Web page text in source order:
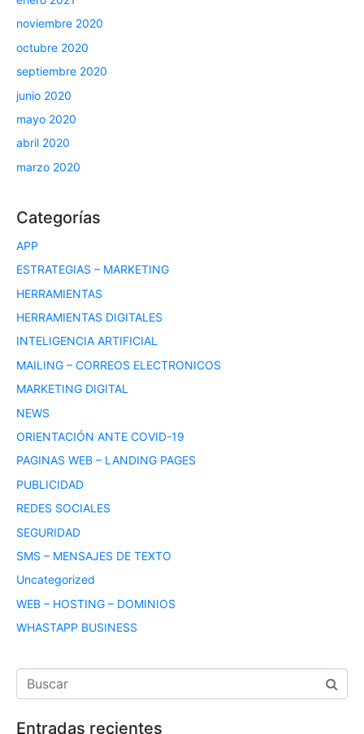
noviembre 2020
octubre 2020
septiembre 2020
junio 2020
mayo 2020
abril 2020
marzo 2020
Categorías
APP
ESTRATEGIAS – MARKETING
HERRAMIENTAS
HERRAMIENTAS DIGITALES
INTELIGENCIA ARTIFICIAL
MAILING – CORREOS ELECTRONICOS
MARKETING DIGITAL
NEWS
ORIENTACIÓN ANTE COVID-19
PAGINAS WEB – LANDING PAGES
PUBLICIDAD
REDES SOCIALES
SEGURIDAD
SMS – MENSAJES DE TEXTO
Uncategorized
WEB – HOSTING – DOMINIOS
WHASTAPP BUSINESS
Entradas recientes